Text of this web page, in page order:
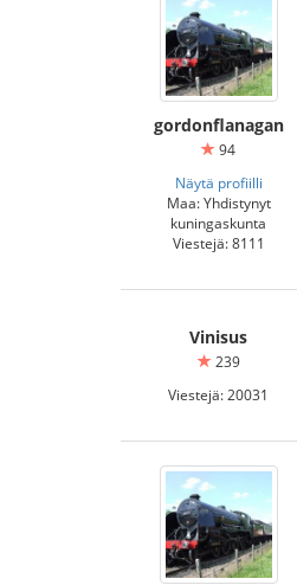
gordonflanagan
94
Näytä profiilli
Maa: Yhdistynyt
kuningaskunta
Viestejä: 8111
Vinisus
239
Viestejä: 20031